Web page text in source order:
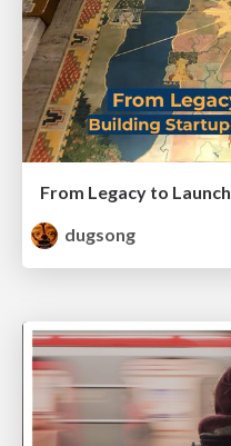
dugsong